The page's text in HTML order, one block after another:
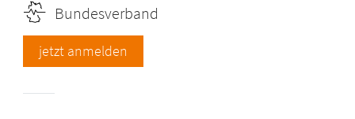
Bundesverband
jetzt anmelden